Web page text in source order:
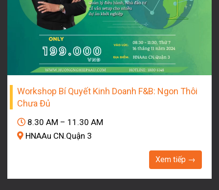
Workshop Bí Quyết Kinh Doanh F&B: Ngon Thôi
Chưa Đủ
8.30 AM – 11.30 AM
HNAAu CN.Quận 3
Xem tiếp →